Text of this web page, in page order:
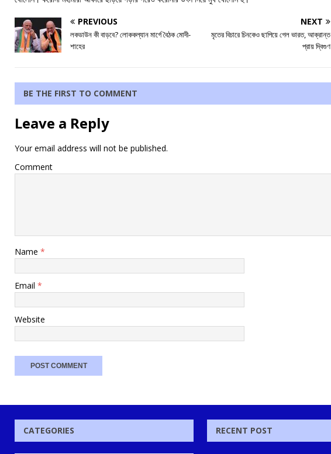
PREVIOUS
লকডাউন কী বাড়বে? লোককল্যান মার্গে বৈঠক মোদী-
শাহের
NEXT
মৃতের বিচারে চিনকেও ছাপিয়ে গেল ভারত, আক্রান্ত
প্রায় দ্বিগুণ
BE THE FIRST TO COMMENT
Leave a Reply
Your email address will not be published.
Comment
Name *
Email *
Website
CATEGORIES RECENT POST